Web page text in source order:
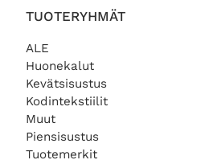
TUOTERYHMÄT
ALE
Huonekalut
Kevätsisustus
Kodintekstiilit
Muut
Piensisustus
Tuotemerkit